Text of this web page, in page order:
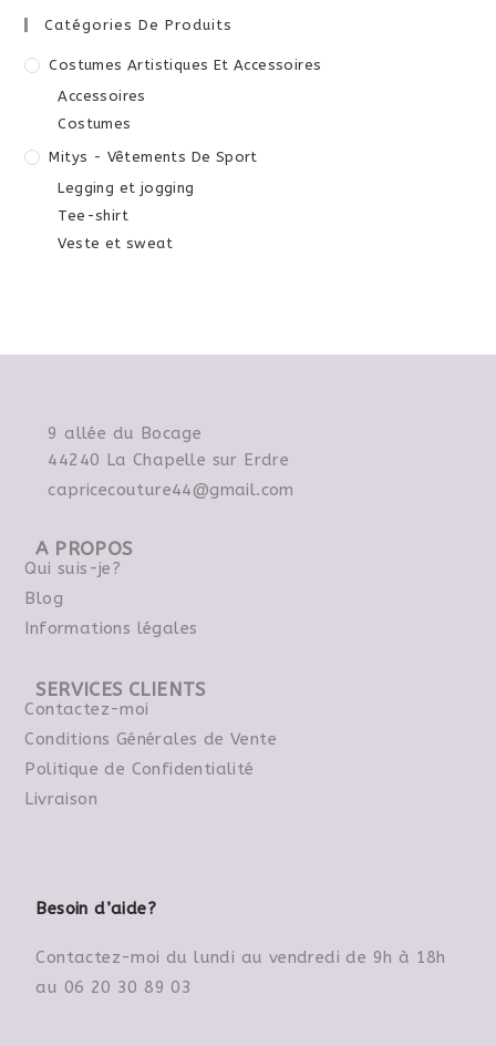
Catégories De Produits
Costumes Artistiques Et Accessoires
Accessoires
Costumes
Mitys - Vêtements De Sport
Legging et jogging
Tee-shirt
Veste et sweat
9 allée du Bocage
44240 La Chapelle sur Erdre
capricecouture44@gmail.com
A PROPOS
Qui suis-je?
Blog
Informations légales
SERVICES CLIENTS
Contactez-moi
Conditions Générales de Vente
Politique de Confidentialité
Livraison
Besoin d’aide?
Contactez-moi du lundi au vendredi de 9h à 18h
au 06 20 30 89 03